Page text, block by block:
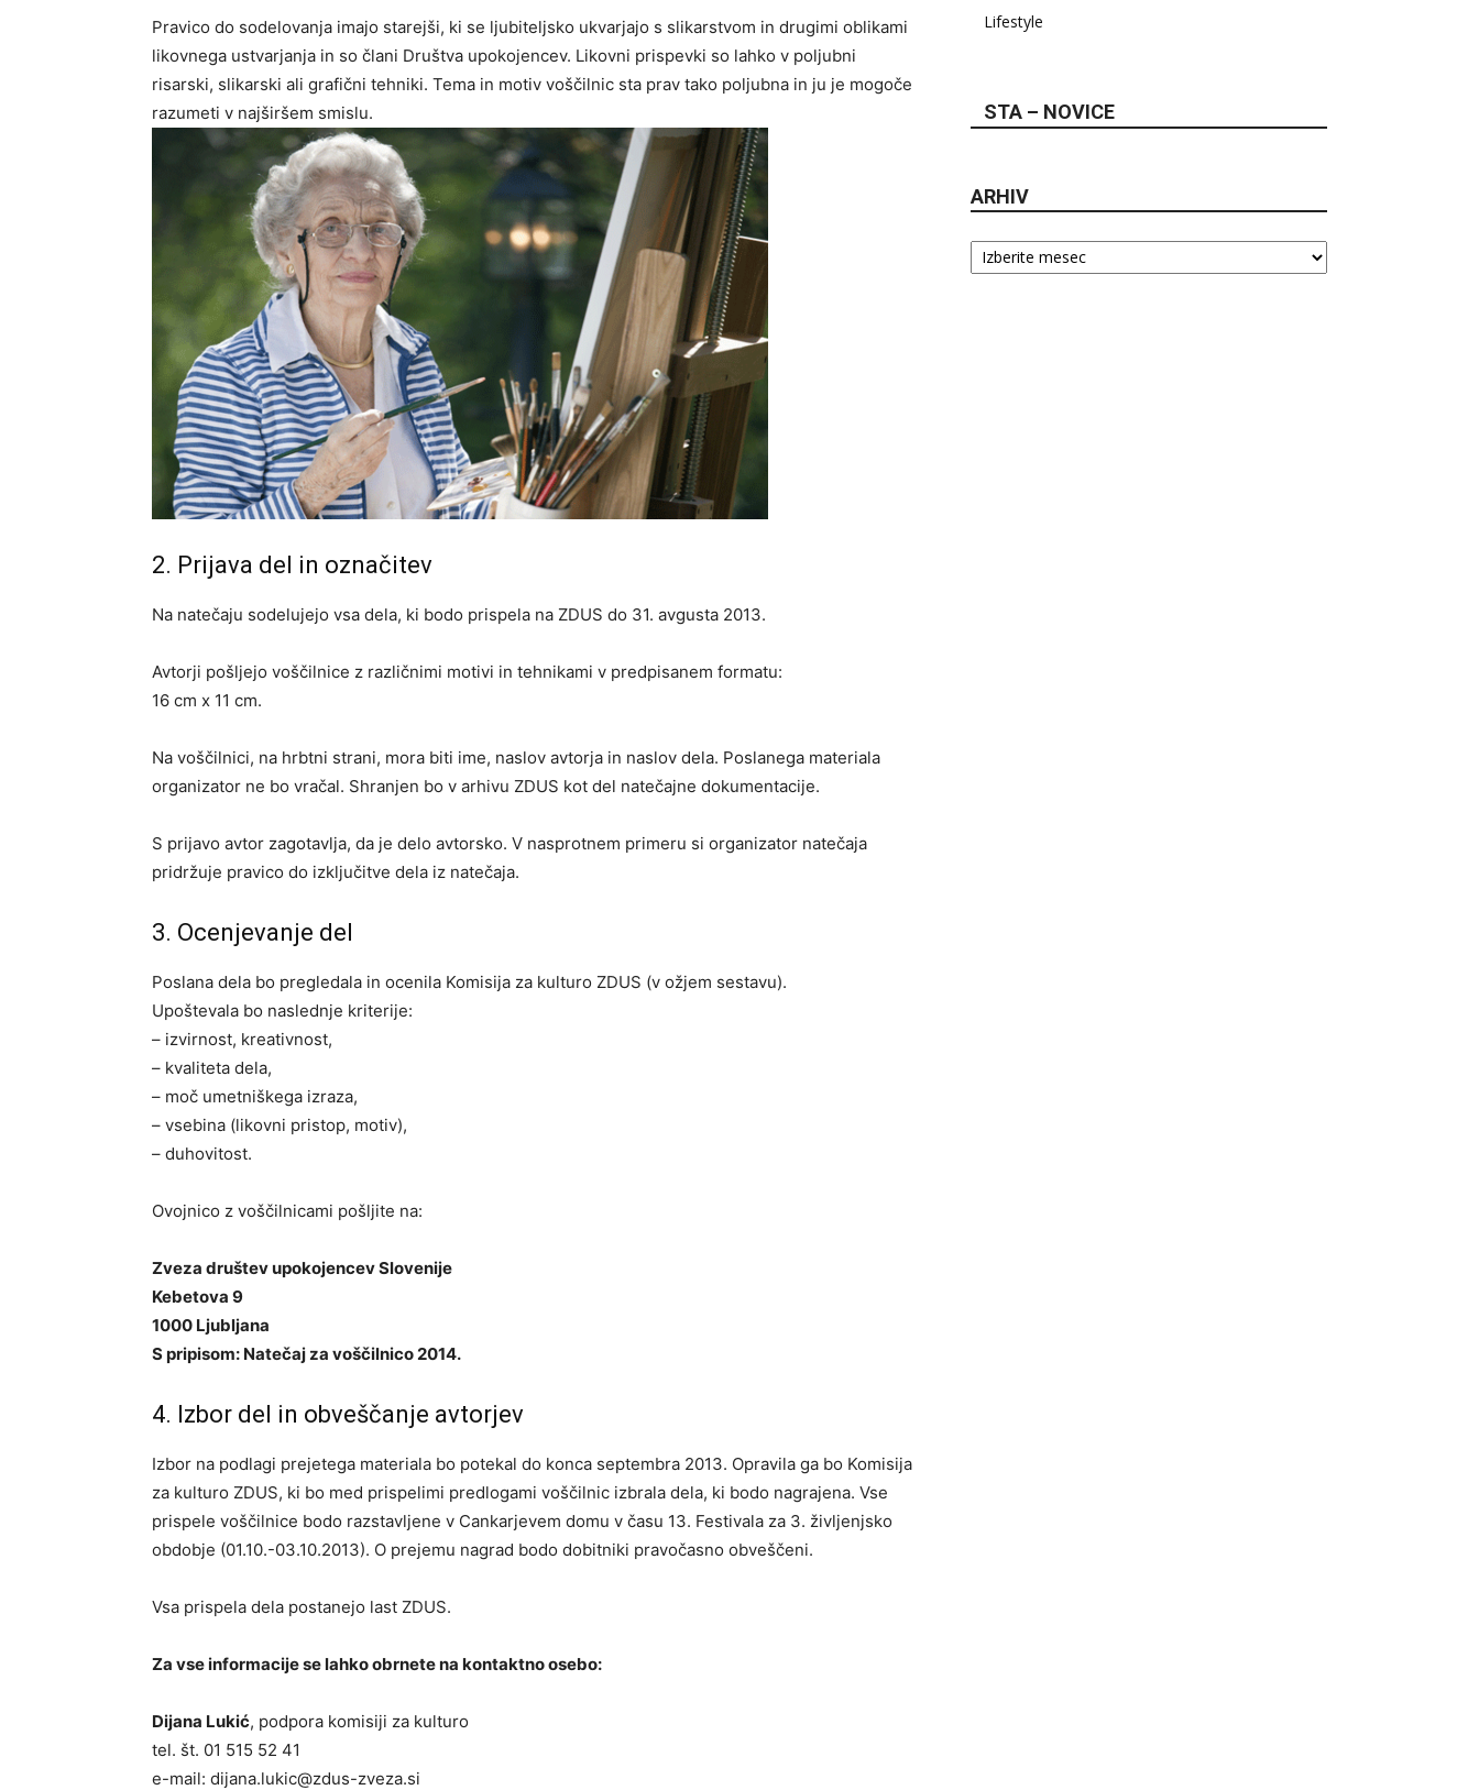
Pravico do sodelovanja imajo starejši, ki se ljubiteljsko ukvarjajo s slikarstvom in drugimi oblikami
likovnega ustvarjanja in so člani Društva upokojencev. Likovni prispevki so lahko v poljubni
risarski, slikarski ali grafični tehniki. Tema in motiv voščilnic sta prav tako poljubna in ju je mogoče
razumeti v najširšem smislu.
2. Prijava del in označitev
Na natečaju sodelujejo vsa dela, ki bodo prispela na ZDUS do 31. avgusta 2013.
Avtorji pošljejo voščilnice z različnimi motivi in tehnikami v predpisanem formatu:
16 cm x 11 cm.
Na voščilnici, na hrbtni strani, mora biti ime, naslov avtorja in naslov dela. Poslanega materiala
organizator ne bo vračal. Shranjen bo v arhivu ZDUS kot del natečajne dokumentacije.
S prijavo avtor zagotavlja, da je delo avtorsko. V nasprotnem primeru si organizator natečaja
pridržuje pravico do izključitve dela iz natečaja.
3. Ocenjevanje del
Poslana dela bo pregledala in ocenila Komisija za kulturo ZDUS (v ožjem sestavu).
Upoštevala bo naslednje kriterije:
– izvirnost, kreativnost,
– kvaliteta dela,
– moč umetniškega izraza,
– vsebina (likovni pristop, motiv),
– duhovitost.
Ovojnico z voščilnicami pošljite na:
Zveza društev upokojencev Slovenije
Kebetova 9
1000 Ljubljana
S pripisom: Natečaj za voščilnico 2014.
4. Izbor del in obveščanje avtorjev
Izbor na podlagi prejetega materiala bo potekal do konca septembra 2013. Opravila ga bo Komisija
za kulturo ZDUS, ki bo med prispelimi predlogami voščilnic izbrala dela, ki bodo nagrajena. Vse
prispele voščilnice bodo razstavljene v Cankarjevem domu v času 13. Festivala za 3. življenjsko
obdobje (01.10.-03.10.2013). O prejemu nagrad bodo dobitniki pravočasno obveščeni.
Vsa prispela dela postanejo last ZDUS.
Za vse informacije se lahko obrnete na kontaktno osebo:
Dijana Lukić, podpora komisiji za kulturo
tel. št. 01 515 52 41
e-mail: dijana.lukic@zdus-zveza.si
Lifestyle
STA – NOVICE
ARHIV
Arhiv